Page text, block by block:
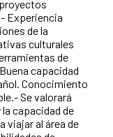
Experiencia
de la
culturales
de
capacidad
Conocimiento
Se valorará
capacidad de
viajar al área de